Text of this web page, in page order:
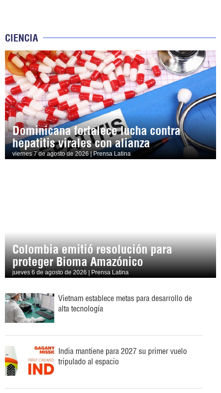
CIENCIA
Dominicana fortalece lucha contra
hepatitis virales con alianza
viernes 7 de agosto de 2026 | Prensa Latina
Colombia emitió resolución para
proteger Bioma Amazónico
jueves 6 de agosto de 2026 | Prensa Latina
Vietnam establece metas para desarrollo de
alta tecnología
India mantiene para 2027 su primer vuelo
tripulado al espacio